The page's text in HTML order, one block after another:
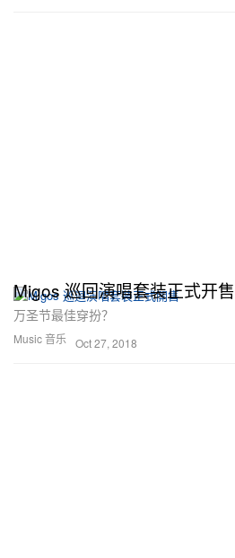
Music 音乐
Migos 巡回演唱套装正式开售
万圣节最佳穿扮？
Oct 27, 2018